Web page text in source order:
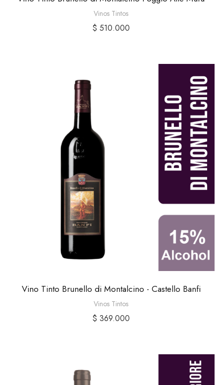
Vinos Tintos
$ 510.000
Vino Tinto Brunello di Montalcino - Castello Banfi
Vinos Tintos
$ 369.000